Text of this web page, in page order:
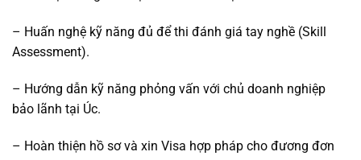
– Huấn nghệ kỹ năng đủ để thi đánh giá tay nghề (Skill
Assessment).
– Hướng dẫn kỹ năng phỏng vấn với chủ doanh nghiệp
bảo lãnh tại Úc.
– Hoàn thiện hồ sơ và xin Visa hợp pháp cho đương đơn